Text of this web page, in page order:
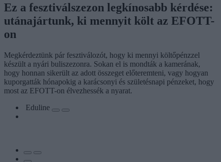
Ez a fesztiválszezon legkínosabb kérdése:
utánajártunk, ki mennyit költ az EFOTT-
on
Megkérdeztünk pár fesztiválozót, hogy ki mennyi költőpénzzel
készült a nyári buliszezonra. Sokan el is mondták a kamerának,
hogy honnan sikerült az adott összeget előteremteni, vagy hogyan
kuporgatták hónapokig a karácsonyi és születésnapi pénzeket, hogy
most az EFOTT-on élvezhessék a nyarat.
Eduline